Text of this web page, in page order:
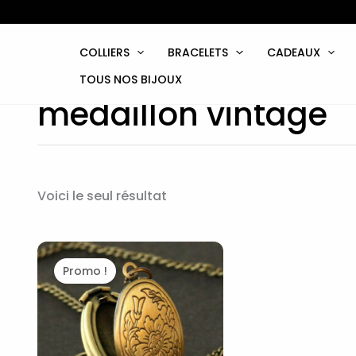
au
COLLIERS BRACELETS
CADEAUX
TOUS NOS BIJOUX
medaillon vintage
Voici le seul résultat
Promo !
Le
prix
initial
était :
29,00€.
prix
actuel
25,90€.